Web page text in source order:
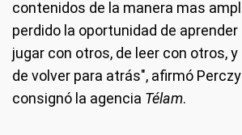
contenidos de la manera mas
perdido la oportunidad de
jugar con otros, de leer con otros,
de volver para atrás", afirmó
consignó la agencia Télam.